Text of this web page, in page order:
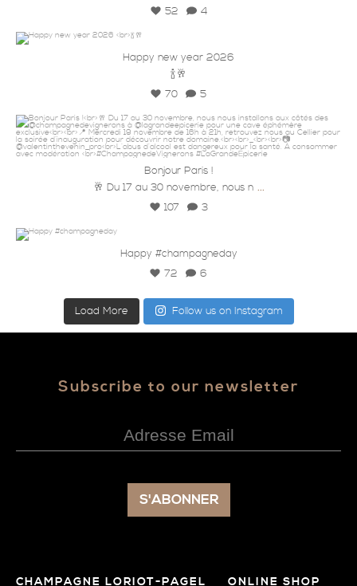
52 4
Happy new year 2026
🍾🥂
70
5
champagneloriotpagel
18 Nov
Bonjour Paris !
🥂 Du 17 au 30 novembre, nous n ...
107 3
Happy #champagneday
72
6
Load More Follow us on Instagram
Subscribe to our newsletter
CHAMPAGNE LORIOT-PAGEL ONLINE SHOP